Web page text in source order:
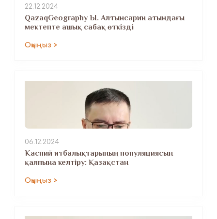
22.12.2024
QazaqGeography Ы. Алтынсарин атындағы
мектепте ашық сабақ өткізді
Оқыңыз >
06.12.2024
Каспий итбалықтарының популяциясын
қалпына келтіру: Қазақстан
Оқыңыз >